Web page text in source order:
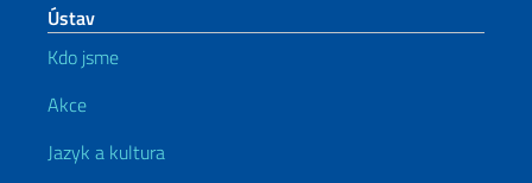
Ústav
Kdo jsme
Akce
Jazyk a kultura